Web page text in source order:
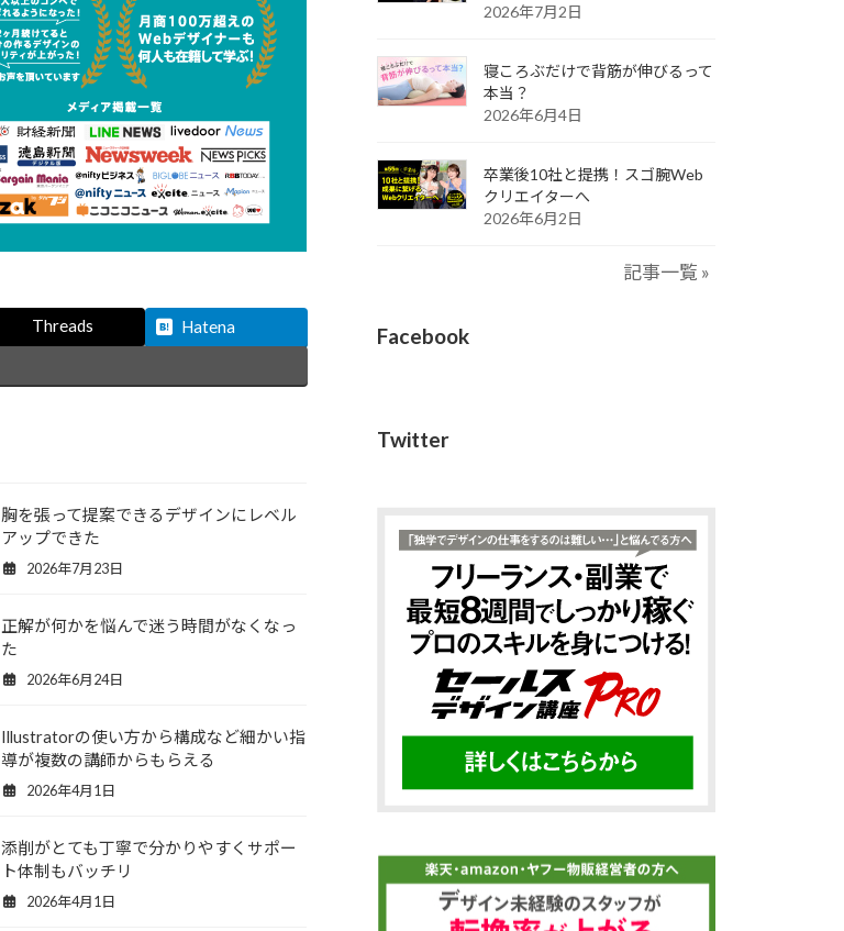
Threads Hatena
胸を張って提案できるデザインにレベル
アップできた
2026年7月23日
正解が何かを悩んで迷う時間がなくなっ
た
2026年6月24日
Illustratorの使い方から構成など細かい指
導が複数の講師からもらえる
2026年4月1日
添削がとても丁寧で分かりやすくサポー
ト体制もバッチリ
2026年4月1日
2026年7月2日
寝ころぶだけで背筋が伸びるって
本当？
2026年6月4日
卒業後10社と提携！スゴ腕Web
クリエイターへ
2026年6月2日
記事一覧 »
Facebook
Twitter